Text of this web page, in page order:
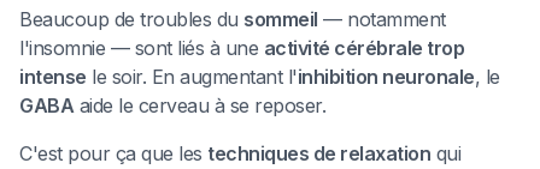
Beaucoup de troubles du sommeil — notamment
l'insomnie — sont liés à une activité cérébrale trop
intense le soir. En augmentant l'inhibition neuronale, le
GABAaide le cerveau à se reposer.
C'est pour ça que les techniques de relaxation qui